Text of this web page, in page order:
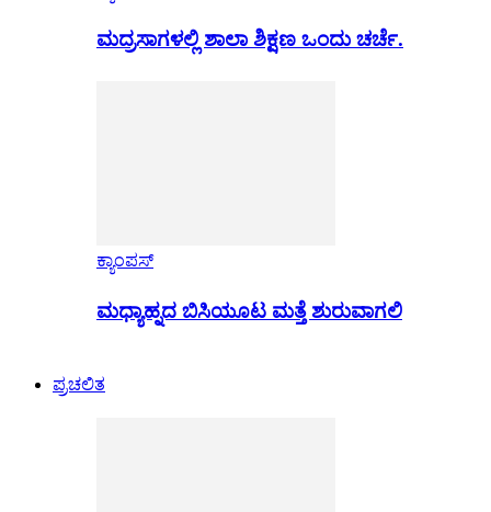
ಮದ್ರಸಾಗಳಲ್ಲಿ ಶಾಲಾ ಶಿಕ್ಷಣ ಒಂದು ಚರ್ಚೆ.
ಕ್ಯಾಂಪಸ್
ಮಧ್ಯಾಹ್ನದ ಬಿಸಿಯೂಟ ಮತ್ತೆ ಶುರುವಾಗಲಿ
ಪ್ರಚಲಿತ